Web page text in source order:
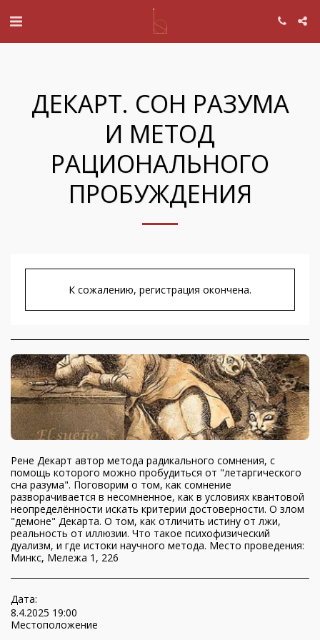
ДЕКАРТ. СОН РАЗУМА
И МЕТОД
РАЦИОНАЛЬНОГО
ПРОБУЖДЕНИЯ
К сожалению, регистрация окончена.
Рене Декарт автор метода радикального сомнения, с
помощь которого можно пробудиться от "летаргического
сна разума". Поговорим о том, как сомнение
разворачивается в несомненное, как в условиях квантовой
неопределённости искать критерии достоверности. О злом
"демоне" Декарта. О том, как отличить истину от лжи,
реальность от иллюзии. Что такое психофизический
дуализм, и где истоки научного метода. Место проведения:
Минкс, Мележа 1, 226
Дата:
8.4.2025 19:00
Местоположение